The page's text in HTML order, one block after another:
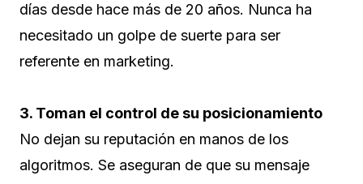
días desde hace más de 20 años. Nunca ha
necesitado un golpe de suerte para ser
referente en marketing.
3. Toman el control de su posicionamiento
No dejan su reputación en manos de los
algoritmos. Se aseguran de que su mensaje